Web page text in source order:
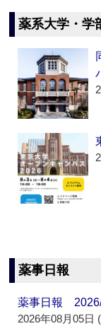
薬系大学・学
薬事日報
薬事日報
2026年08月05日